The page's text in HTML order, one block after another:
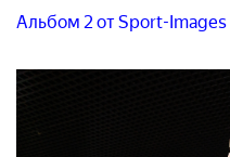
Альбом 2 от Sport-Images